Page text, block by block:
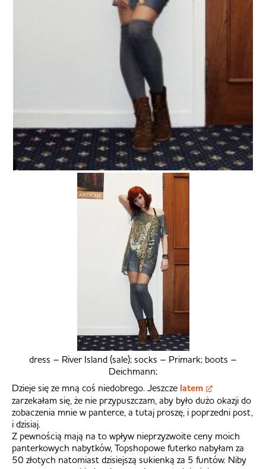
dress – River Island (sale); socks – Primark; boots –
Deichmann;
Dzieje się ze mną coś niedobrego. Jeszcze latem
zarzekałam się, że nie przypuszczam, aby było dużo okazji do
zobaczenia mnie w panterce, a tutaj proszę, i poprzedni post,
i dzisiaj.
Z pewnością mają na to wpływ nieprzyzwoite ceny moich
panterkowych nabytków, Topshopowe futerko nabyłam za
50 złotych natomiast dzisiejszą sukienką za 5 funtów. Niby